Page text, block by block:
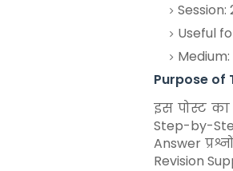
Session:
Useful
Purpose of
इस पोस्ट का
Step-by-
Answer
Revision